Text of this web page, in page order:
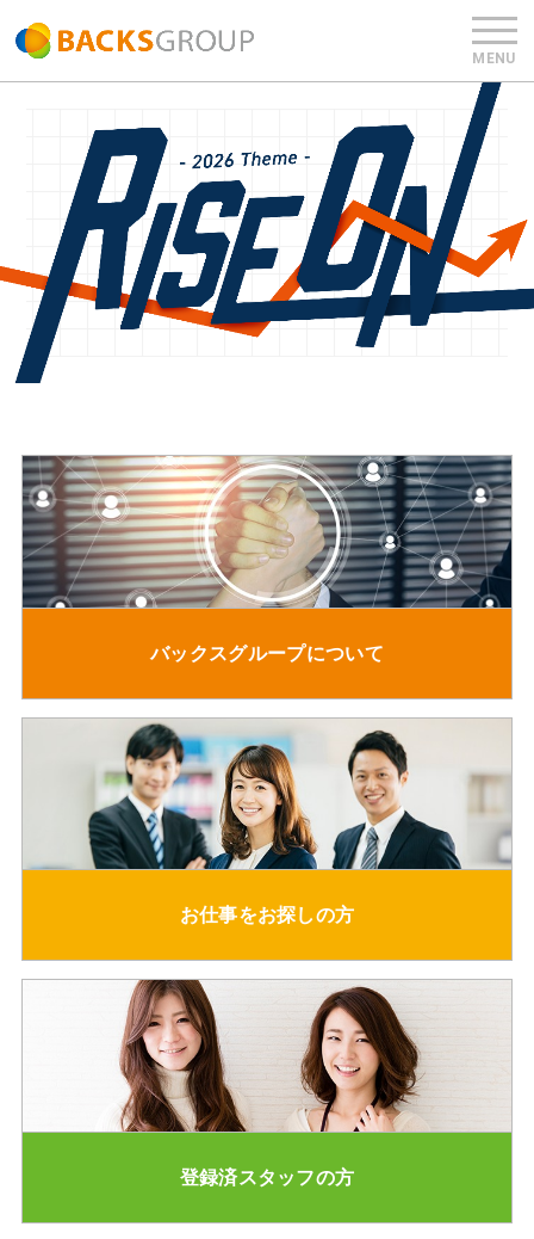
バックスグループについて
お仕事をお探しの方
登録済スタッフの方